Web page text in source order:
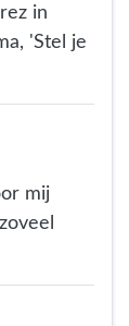
in
'Stel je
mij